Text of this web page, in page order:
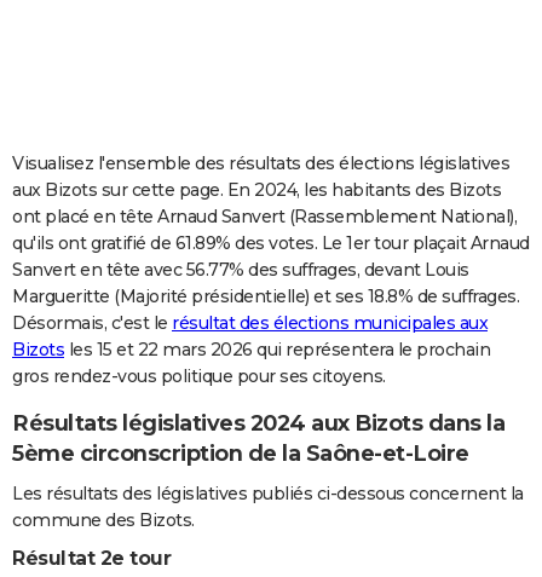
CARTE DE VOEUX
Carte de Noël
Carte Bonne année
Carte Saint-Valentin
Carte Pâques
Carte d'anniversaire
DICTIONNAIRE
Dictionnaire
Biographies
Citations
Expressions
Proverbes
PROGRAMME TV
COPAINS D'AVANT
Se connecter
Primaires
Universités
Entreprises
Service militaire
Avis de recherche
AVIS DE DÉCÈS
FORUM
Bricolage
Lifestyle
Culture
Sport
Auto
Television
Voyage
Cinema
Visualisez l'ensemble des résultats des élections législatives
aux Bizots sur cette page. En 2024, les habitants des Bizots
ont placé en tête Arnaud Sanvert (Rassemblement National),
qu'ils ont gratifié de 61.89% des votes. Le 1er tour plaçait Arnaud
Sanvert en tête avec 56.77% des suffrages, devant Louis
Margueritte (Majorité présidentielle) et ses 18.8% de suffrages.
Désormais, c'est le résultat des élections municipales aux
Bizots les 15 et 22 mars 2026 qui représentera le prochain
gros rendez-vous politique pour ses citoyens.
Résultats législatives 2024 aux Bizots dans la
5ème circonscription de la Saône-et-Loire
Les résultats des législatives publiés ci-dessous concernent la
commune des Bizots.
Résultat 2e tour